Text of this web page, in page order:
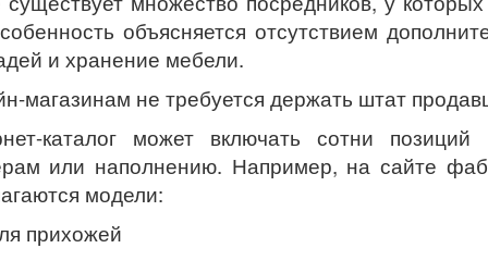
объясняется отсутствием
и хранение мебели.
магазинам не требуется держать штат
каталог может включать сотни
или наполнению. Например, на сайте
модели:
прихожей